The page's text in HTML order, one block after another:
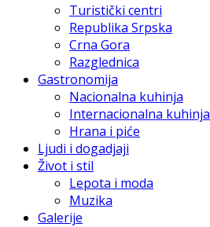
Turistički centri
Republika Srpska
Crna Gora
Razglednica
Gastronomija
Nacionalna kuhinja
Internacionalna kuhinja
Hrana i piće
Ljudi i dogadjaji
Život i stil
Lepota i moda
Muzika
Galerije